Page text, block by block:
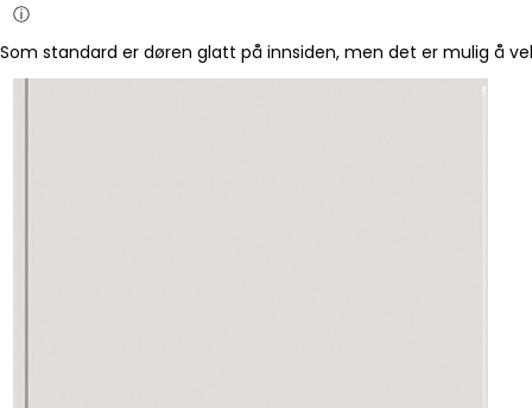
ⓘ
Som standard er døren glatt på innsiden, men det er mulig å